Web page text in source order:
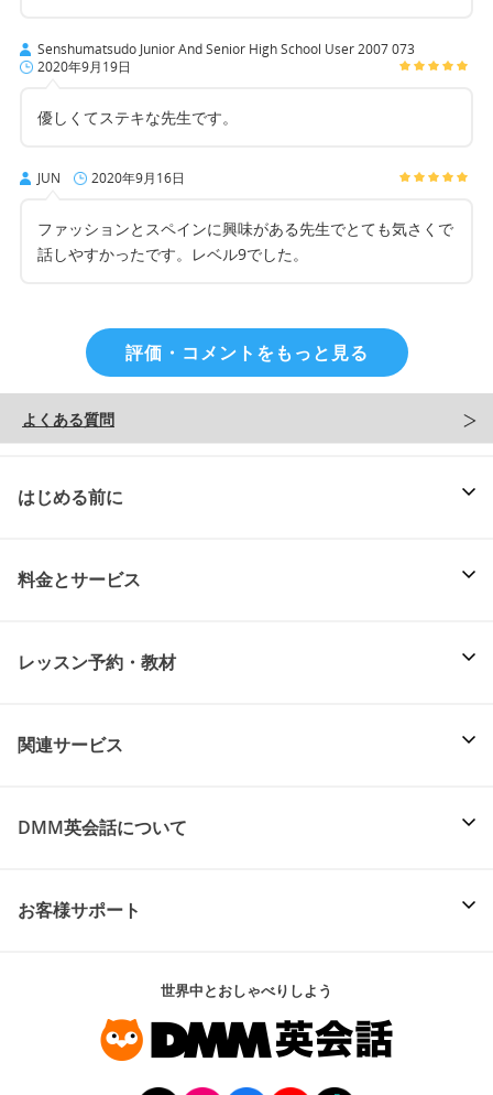
Senshumatsudo Junior And Senior High School User 2007 073
2020年9月19日
優しくてステキな先生です。
JUN 2020年9月16日
ファッションとスペインに興味がある先生でとても気さくで
話しやすかったです。レベル9でした。
評価・コメントをもっと見る
よくある質問
はじめる前に
料金とサービス
レッスン予約・教材
関連サービス
DMM英会話について
お客様サポート
世界中とおしゃべりしよう